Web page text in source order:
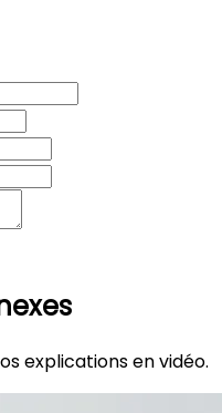
explications en vidéo.